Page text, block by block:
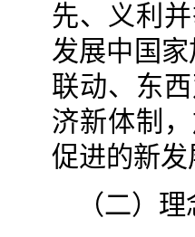
先、义利
发展中国
联动、东
济新体制
促进的新发
（二）